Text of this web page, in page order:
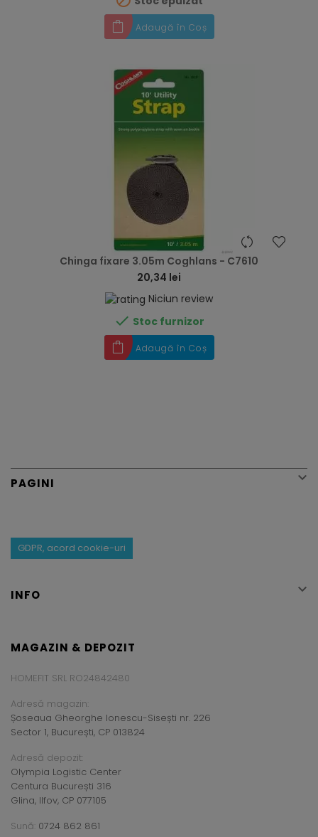
Adaugă în Coș
Chinga fixare 3.05m Coghlans - C7610
20,34 lei
Niciun review
 Stoc furnizor
Adaugă în Coș
PAGINI 
GDPR, acord cookie-uri
INFO 
MAGAZIN & DEPOZIT
HOMEFIT SRL RO24842480
Adresă magazin:
Șoseaua Gheorghe Ionescu-Sisești nr. 226
Sector 1, București, CP 013824
Adresă depozit:
Olympia Logistic Center
Centura București 316
Glina, Ilfov, CP 077105
Sună: 0724 862 861